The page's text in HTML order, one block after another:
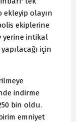
ekleyip olayın
ekiplerine
yerine intikal
için
indirme
bin oldu.
emniyet